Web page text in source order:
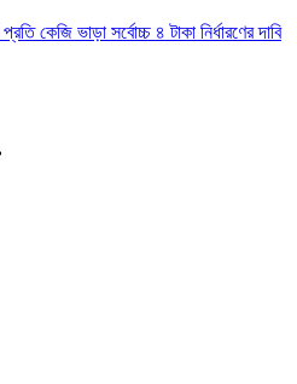
কেজি ভাড়া সর্বোচ্চ ৪ টাকা নির্ধারণের দাবি